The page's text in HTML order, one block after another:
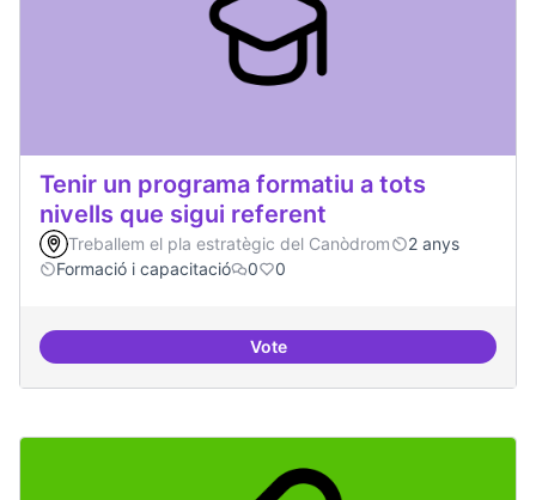
Tenir un programa formatiu a tots
nivells que sigui referent
Treballem el pla estratègic del Canòdrom
2 anys
Formació i capacitació
0 0
VoteTenir un programa formatiu a